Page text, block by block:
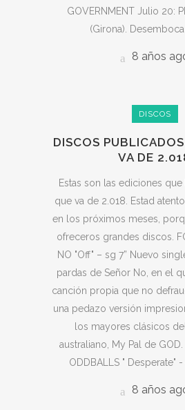
GOVERNMENT Julio 20:
(Girona).
8 años
DISCOS
DISCOS
VA DE
Estas son las ediciones
que va de 2.018. Estad
en los próximos meses,
ofreceros grandes discos.
NO "Off" – sg 7” Nuevo
pardas de Señor No, en el
canción propia que no
una pedazo versión
los mayores clásicos
australiano, My Pal de
ODDBALLS " Desperate" -
8 años